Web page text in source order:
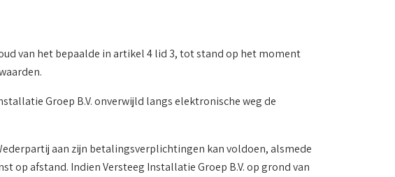
van het bepaalde in artikel 4 lid 3, tot stand op het moment
Groep B.V. onverwijld langs elektronische weg de
aan zijn betalingsverplichtingen kan voldoen, alsmede
op afstand. Indien Versteeg Installatie Groep B.V. op grond van